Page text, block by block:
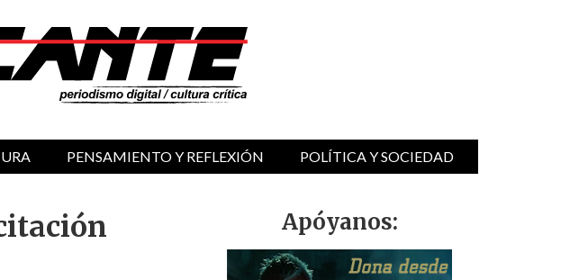
PENSAMIENTO Y REFLEXIÓN POLÍTICA Y SOCIEDAD
Apóyanos: